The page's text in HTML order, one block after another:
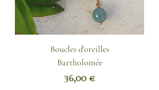
Boucles d'oreilles
Bartholomée
Prix
36,00 €